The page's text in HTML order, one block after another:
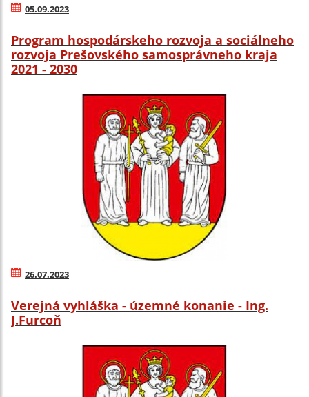
05.09.2023
Program hospodárskeho rozvoja a sociálneho
rozvoja Prešovského samosprávneho kraja
2021 - 2030
26.07.2023
Verejná vyhláška - územné konanie - Ing.
J.Furcoň